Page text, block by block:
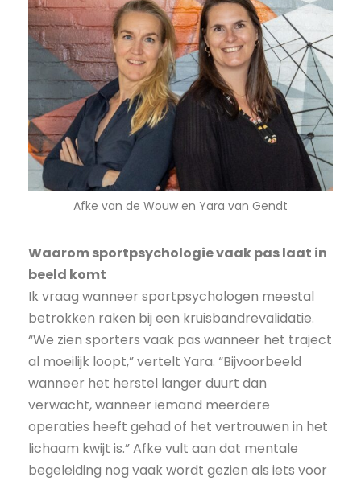
Afke van de Wouw en Yara van Gendt
Waarom sportpsychologie vaak pas laat in
beeld komt
Ik vraag wanneer sportpsychologen meestal
betrokken raken bij een kruisbandrevalidatie.
“We zien sporters vaak pas wanneer het traject
al moeilijk loopt,” vertelt Yara. “Bijvoorbeeld
wanneer het herstel langer duurt dan
verwacht, wanneer iemand meerdere
operaties heeft gehad of het vertrouwen in het
lichaam kwijt is.” Afke vult aan dat mentale
begeleiding nog vaak wordt gezien als iets voor